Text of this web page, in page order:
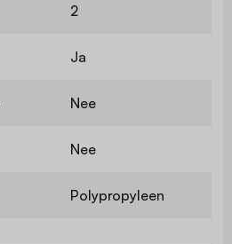
2
Ja
Nee
Nee
Polypropyleen